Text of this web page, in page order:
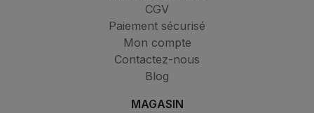
CGV
Paiement sécurisé
Mon compte
Contactez-nous
Blog
MAGASIN